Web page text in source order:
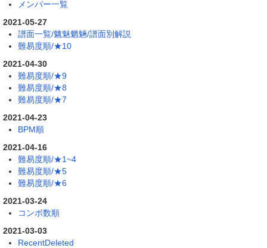
メンバー一覧
2021-05-27
譜面一覧/魑魅魍魎/譜面別解説
難易度順/★10
2021-04-30
難易度順/★9
難易度順/★8
難易度順/★7
2021-04-23
BPM順
2021-04-16
難易度順/★1~4
難易度順/★5
難易度順/★6
2021-03-24
コンボ数順
2021-03-03
RecentDeleted